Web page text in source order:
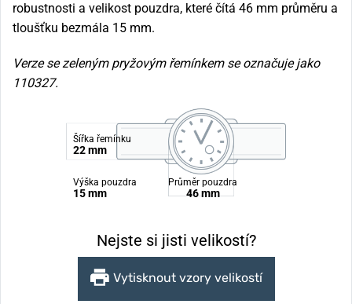
robustnosti a velikost pouzdra, které čítá 46 mm průměru a
tloušťku bezmála 15 mm.
Verze se zeleným pryžovým řemínkem se označuje jako
110327.
Šířka řemínku
22 mm
Výška pouzdra
15 mm
Průměr pouzdra
46 mm
Nejste si jisti velikostí?
Vytisknout vzory velikostí